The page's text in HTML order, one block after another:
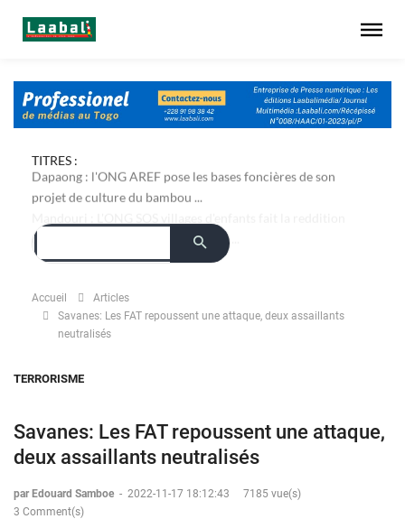
TITRES :
Dapaong : l'ONG AREF pose les bases foncières de son
projet de culture du bambou ...
Accueil
Articles
Savanes: Les FAT repoussent une attaque, deux assaillants
neutralisés
TERRORISME
Savanes: Les FAT repoussent une attaque,
deux assaillants neutralisés
par Edouard Samboe - 2022-11-17 18:12:43
7185 vue(s)
3 Comment(s)